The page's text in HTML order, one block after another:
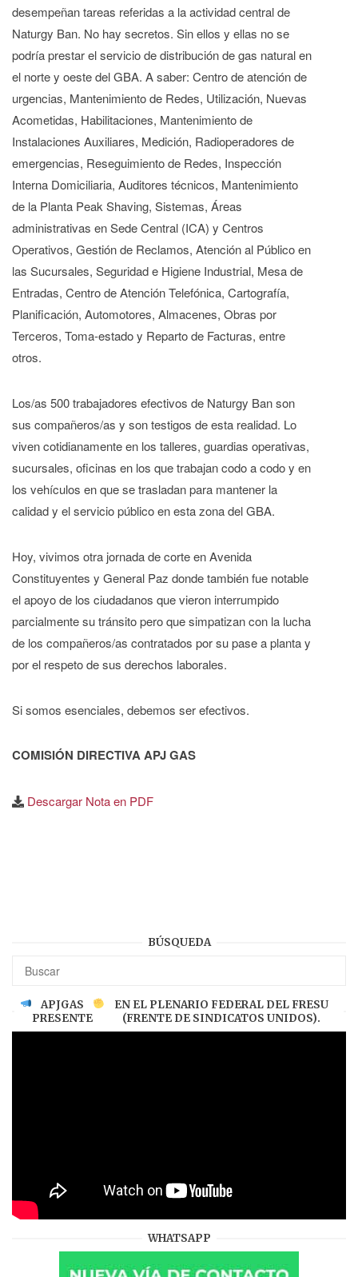
desempeñan tareas referidas a la actividad central de
Naturgy Ban. No hay secretos. Sin ellos y ellas no se
podría prestar el servicio de distribución de gas natural en
el norte y oeste del GBA. A saber: Centro de atención de
urgencias, Mantenimiento de Redes, Utilización, Nuevas
Acometidas, Habilitaciones, Mantenimiento de
Instalaciones Auxiliares, Medición, Radioperadores de
emergencias, Reseguimiento de Redes, Inspección
Interna Domiciliaria, Auditores técnicos, Mantenimiento
de la Planta Peak Shaving, Sistemas, Áreas
administrativas en Sede Central (ICA) y Centros
Operativos, Gestión de Reclamos, Atención al Público en
las Sucursales, Seguridad e Higiene Industrial, Mesa de
Entradas, Centro de Atención Telefónica, Cartografía,
Planificación, Automotores, Almacenes, Obras por
Terceros, Toma-estado y Reparto de Facturas, entre
otros.
Los/as 500 trabajadores efectivos de Naturgy Ban son
sus compañeros/as y son testigos de esta realidad. Lo
viven cotidianamente en los talleres, guardias operativas,
sucursales, oficinas en los que trabajan codo a codo y en
los vehículos en que se trasladan para mantener la
calidad y el servicio público en esta zona del GBA.
Hoy, vivimos otra jornada de corte en Avenida
Constituyentes y General Paz donde también fue notable
el apoyo de los ciudadanos que vieron interrumpido
parcialmente su tránsito pero que simpatizan con la lucha
de los compañeros/as contratados por su pase a planta y
por el respeto de sus derechos laborales.
Si somos esenciales, debemos ser efectivos.
COMISIÓN DIRECTIVA APJ GAS
Descargar Nota en PDF
BÚSQUEDA
APJGAS
PRESENTE
EN EL PLENARIO FEDERAL DEL FRESU
(FRENTE DE SINDICATOS UNIDOS).
WHATSAPP